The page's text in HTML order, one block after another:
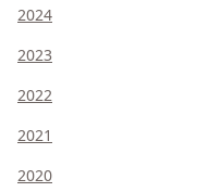
2024
2023
2022
2021
2020